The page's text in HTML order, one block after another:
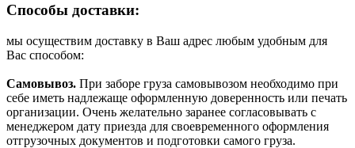
Способы доставки:
мы осуществим доставку в Ваш адрес любым удобным для
Вас способом:
Самовывоз. При заборе груза самовывозом необходимо при
себе иметь надлежаще оформленную доверенность или печать
организации. Очень желательно заранее согласовывать с
менеджером дату приезда для своевременного оформления
отгрузочных документов и подготовки самого груза.